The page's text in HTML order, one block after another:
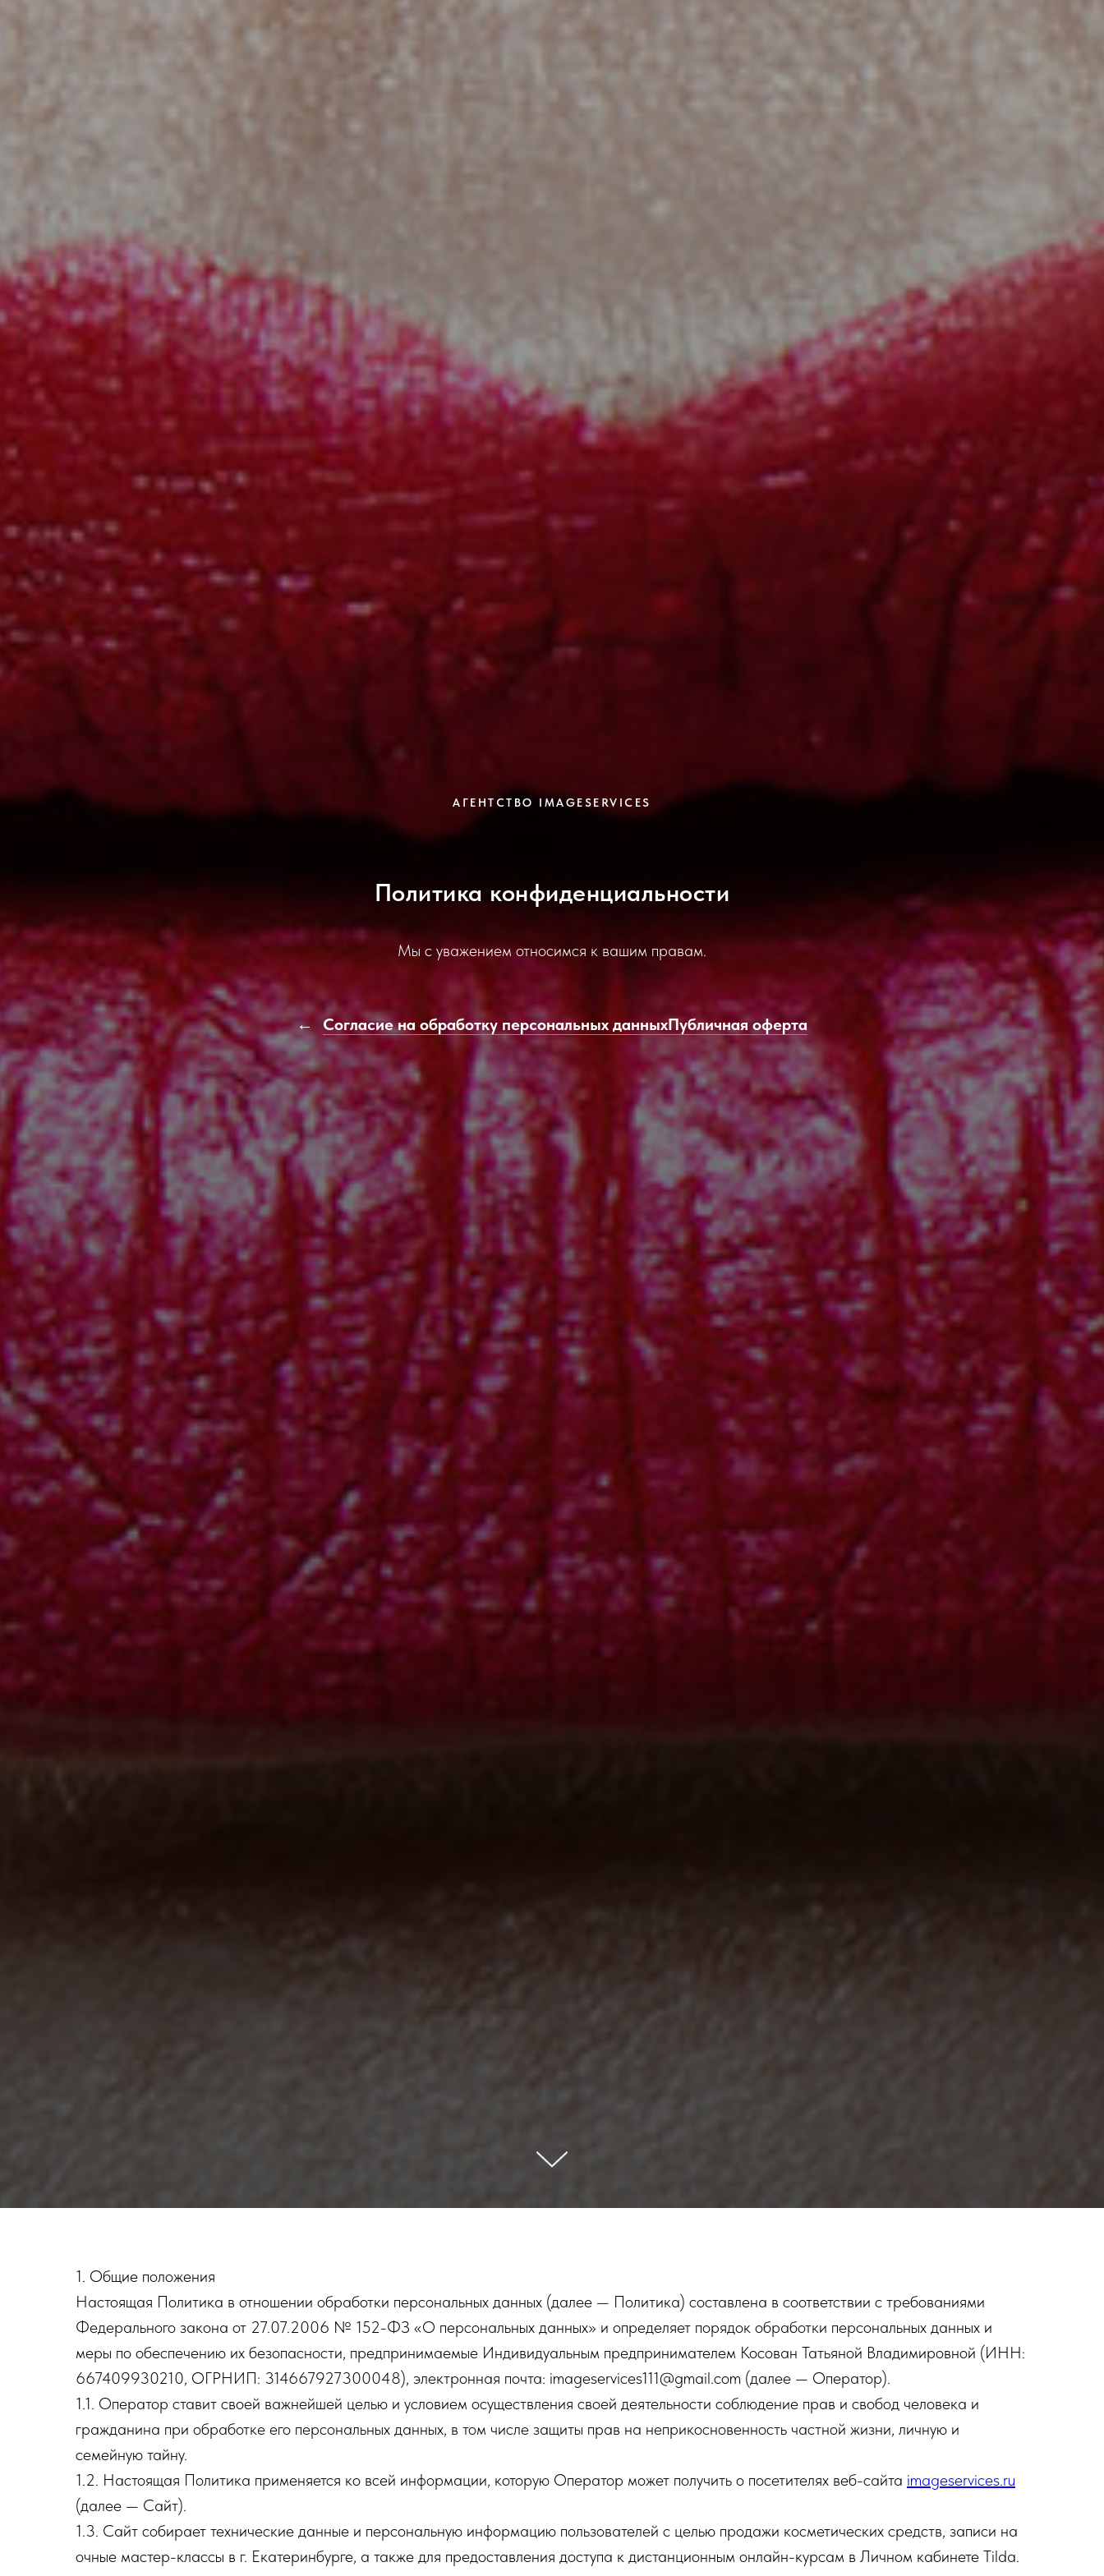
АГЕНТСТВО IMAGESERVICES
Политика конфиденциальности
Мы с уважением относимся к вашим правам.
Согласие на обработку персональных данныхПубличная оферта
1. Общие положения
Настоящая Политика в отношении обработки персональных данных (далее — Политика) составлена в соответствии с требованиями
Федерального закона от 27.07.2006 № 152-ФЗ «О персональных данных» и определяет порядок обработки персональных данных и
меры по обеспечению их безопасности, предпринимаемые Индивидуальным предпринимателем Косован Татьяной Владимировной (ИНН:
667409930210, ОГРНИП: 314667927300048), электронная почта: imageservices111@gmail.com (далее — Оператор).
1.1. Оператор ставит своей важнейшей целью и условием осуществления своей деятельности соблюдение прав и свобод человека и
гражданина при обработке его персональных данных, в том числе защиты прав на неприкосновенность частной жизни, личную и
семейную тайну.
1.2. Настоящая Политика применяется ко всей информации, которую Оператор может получить о посетителях веб-сайта imageservices.ru
(далее — Сайт).
1.3. Сайт собирает технические данные и персональную информацию пользователей с целью продажи косметических средств, записи на
очные мастер-классы в г. Екатеринбурге, а также для предоставления доступа к дистанционным онлайн-курсам в Личном кабинете Tilda.